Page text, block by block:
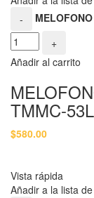
-
+
Añadir al carrito
TMMC-53L
$580.00
Vista rápida
Añadir a la lista